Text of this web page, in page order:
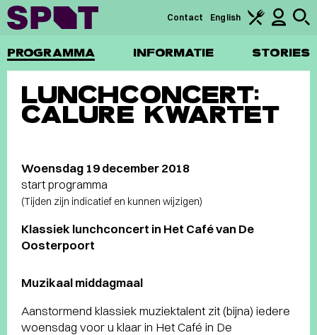
PROGRAMMA INFORMATIE STORIES
Contact English
LUNCHCONCERT:
CALURE KWARTET
Woensdag 19 december 2018
start programma
(Tijden zijn indicatief en kunnen wijzigen)
Klassiek lunchconcert in Het Café van De
Oosterpoort
Muzikaal middagmaal
Aanstormend klassiek muziektalent zit (bijna) iedere
woensdag voor u klaar in Het Café in De